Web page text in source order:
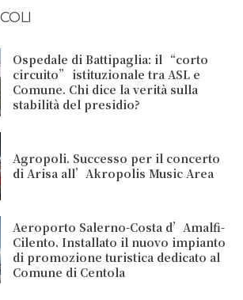
Ospedale di Battipaglia: il “corto
circuito” istituzionale tra ASL e
Comune. Chi dice la verità sulla
stabilità del presidio?
Agropoli. Successo per il concerto
di Arisa all’Akropolis Music Area
Aeroporto Salerno-Costa d’Amalfi-
Cilento. Installato il nuovo impianto
di promozione turistica dedicato al
Comune di Centola